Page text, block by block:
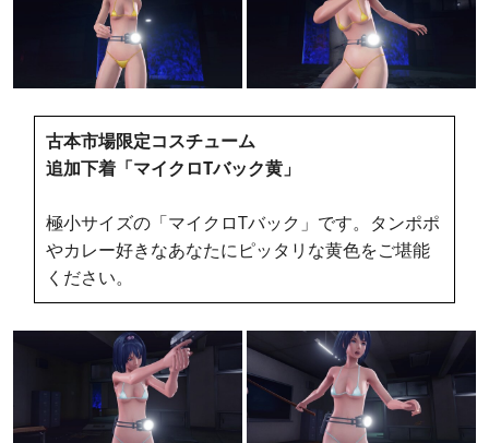
古本市場限定コスチューム
追加下着「マイクロTバック黄」
極小サイズの「マイクロTバック」です。タンポポ
やカレー好きなあなたにピッタリな黄色をご堪能
ください。